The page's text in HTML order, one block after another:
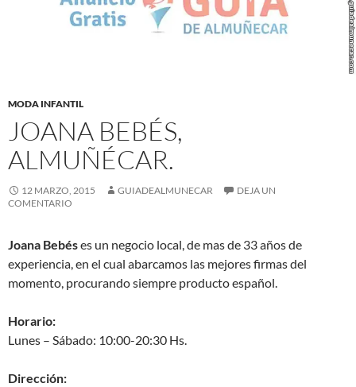
MODA INFANTIL
JOANA BEBÉS,
ALMUÑÉCAR.
12 MARZO, 2015 GUIADEALMUNECAR
DEJA UN
COMENTARIO
Joana Bebéses un negocio local, de mas de 33 años de
experiencia, en el cual abarcamos las mejores firmas del
momento, procurando siempre producto español.
Horario:
Lunes – Sábado: 10:00-20:30 Hs.
Dirección: